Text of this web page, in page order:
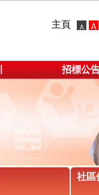
主頁
招標公
社區